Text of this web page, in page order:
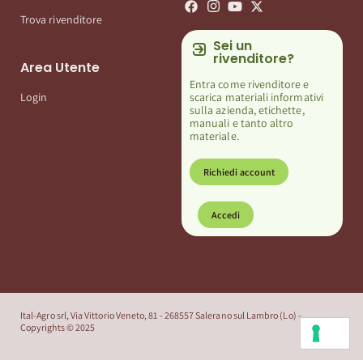
Trova rivenditore
Area Utente
Login
Sei un
rivenditore?
Entra come rivenditore e
scarica materiali informativi
sulla azienda, etichette,
manuali e tanto altro
materiale.
Richiedi account
Accedi
Ital-Agro srl, Via Vittorio Veneto, 81 - 268557 Salerano sul Lambro (Lo) -
Copyrights © 2025